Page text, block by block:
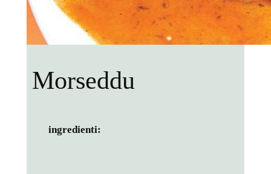
Morseddu
ingredienti: